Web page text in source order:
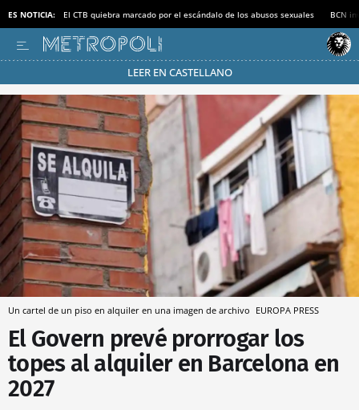
ES NOTICIA: El CTB quiebra marcado por el escándalo de los abusos sexuales BCN
LEER EN CASTELLANO
Pásate al MODO AHORRO
Un cartel de un piso en alquiler en una imagen de archivo EUROPA PRESS
El Govern prevé prorrogar los
topes al alquiler en Barcelona en
2027